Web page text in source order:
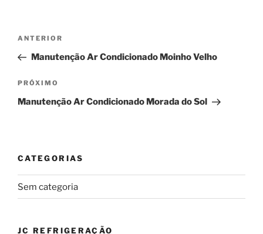
Navegação
Post
Post
anterior
ANTERIOR
Manutenção Ar Condicionado Moinho Velho
Próximo
post
PRÓXIMO
Manutenção Ar Condicionado Morada do Sol
CATEGORIAS
Sem categoria
JC REFRIGERAÇÃO